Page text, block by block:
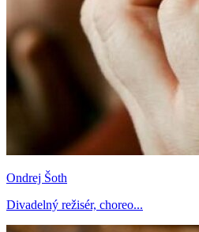
Ondrej Šoth
Divadelný režisér, choreo...